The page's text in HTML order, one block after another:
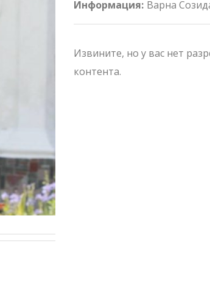
Информация: Варна
Извините, но у вас нет
контента.